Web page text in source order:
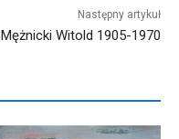
Następny artykuł
Mężnicki Witold 1905-1970